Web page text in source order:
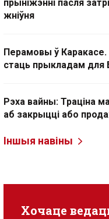
прыніжэнні пасля
жніўня
Перамовы ў Каракасе.
стаць прыкладам для
Рэха вайны: Траціна
аб закрыцці або
Іншыя навіны
Хочаце